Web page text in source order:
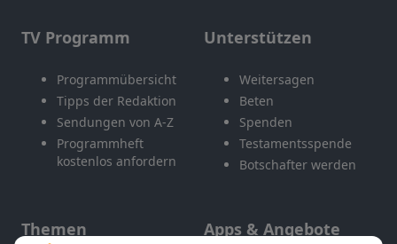
TV Programm
Programmübersicht
Tipps der Redaktion
Sendungen von A-Z
Programmheft
kostenlos anfordern
Unterstützen
Weitersagen
Beten
Spenden
Testamentsspende
Botschafter werden
Themen Apps & Angebote